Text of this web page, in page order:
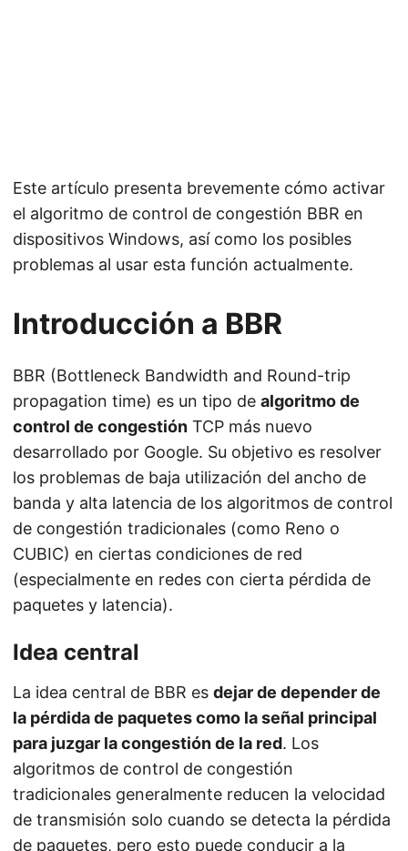
Este artículo presenta brevemente cómo activar
el algoritmo de control de congestión BBR en
dispositivos Windows, así como los posibles
problemas al usar esta función actualmente.
Introducción a BBR
BBR (Bottleneck Bandwidth and Round-trip
propagation time) es un tipo de algoritmo de
control de congestión TCP más nuevo
desarrollado por Google. Su objetivo es resolver
los problemas de baja utilización del ancho de
banda y alta latencia de los algoritmos de control
de congestión tradicionales (como Reno o
CUBIC) en ciertas condiciones de red
(especialmente en redes con cierta pérdida de
paquetes y latencia).
Idea central
La idea central de BBR es dejar de depender de
la pérdida de paquetes como la señal principal
para juzgar la congestión de la red. Los
algoritmos de control de congestión
tradicionales generalmente reducen la velocidad
de transmisión solo cuando se detecta la pérdida
de paquetes, pero esto puede conducir a la